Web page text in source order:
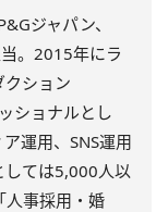
ジャパン、
。2015年にラ
クション
ショナルとし
運用、SNS運用
しては5,000人以
人事採用・婚